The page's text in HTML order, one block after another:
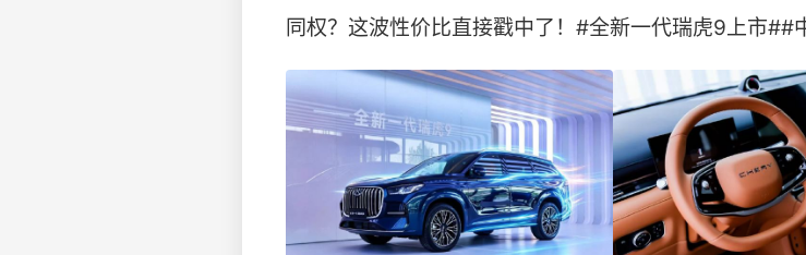
同权？这波性价比直接戳中了！#全新一代瑞虎9上市##